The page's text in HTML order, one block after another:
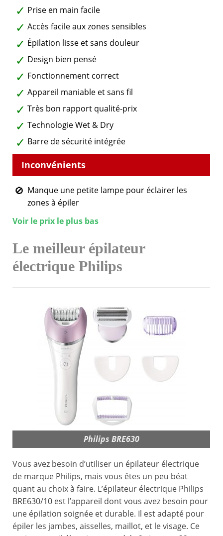
Prise en main facile
Accès facile aux zones sensibles
Épilation lisse et sans douleur
Design bien pensé
Fonctionnement correct
Appareil maniable et sans fil
Très bon rapport qualité-prix
Technologie Wet & Dry
Barre de sécurité intégrée
Manque une petite lampe pour éclairer les
zones à épiler
Voir le prix le plus bas
Le meilleur épilateur
électrique Philips
Philips BRE630
Vous avez besoin d’utiliser un épilateur électrique
de marque Philips, mais vous êtes un peu béat
quant au choix à faire. L’épilateur électrique Philips
BRE630/10 est l’appareil dont vous avez besoin pour
une épilation soignée et durable. Il est adapté pour
épiler les jambes, aisselles, maillot, et le visage. Ce